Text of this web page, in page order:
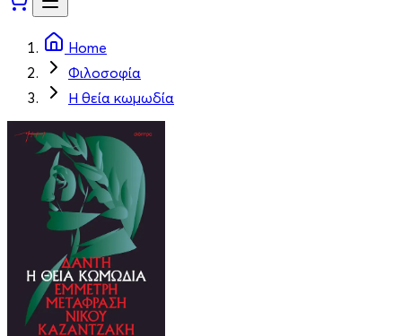
Home
Φιλοσοφία
Η θεία κωμωδία